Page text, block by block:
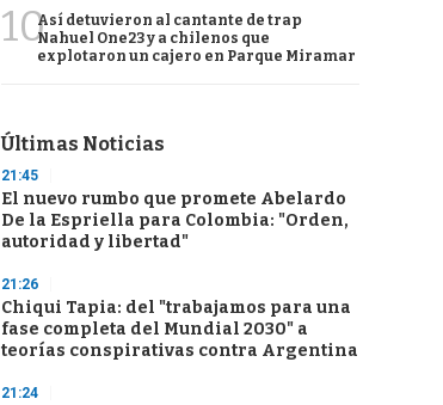
10Así detuvieron al cantante de trap
Nahuel One23 y a chilenos que
explotaron un cajero en Parque Miramar
Últimas Noticias
21:45
El nuevo rumbo que promete Abelardo
De la Espriella para Colombia: "Orden,
autoridad y libertad"
21:26
Chiqui Tapia: del "trabajamos para una
fase completa del Mundial 2030" a
teorías conspirativas contra Argentina
21:24